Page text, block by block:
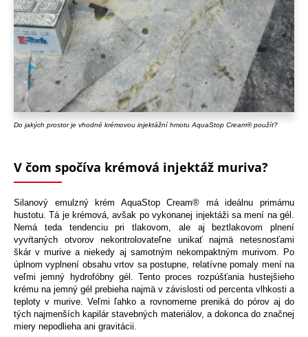
Do jakých prostor je vhodné krémovou injektážní hmotu AquaStop Cream® použít?
V čom spočíva krémová injektáž muriva?
Silanový emulzný krém AquaStop Cream® má ideálnu primárnu
hustotu. Tá je krémová, avšak po vykonanej injektáži sa mení na gél.
Nemá teda tendenciu pri tlakovom, ale aj beztlakovom plnení
vyvŕtaných otvorov nekontrolovateľne unikať najmä netesnosťami
škár v murive a niekedy aj samotným nekompaktným murivom. Po
úplnom vyplnení obsahu vrtov sa postupne, relatívne pomaly mení na
veľmi jemný hydrofóbny gél. Tento proces rozpúšťania hustejšieho
krému na jemný gél prebieha najmä v závislosti od percenta vlhkosti a
teploty v murive. Veľmi ľahko a rovnomerne preniká do pórov aj do
tých najmenších kapilár stavebných materiálov, a dokonca do značnej
miery nepodlieha ani gravitácii.